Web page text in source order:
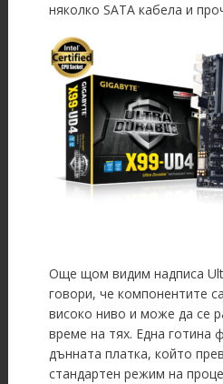
няколко SATA кабела и
Още щом видим надписа
говори, че компонентите
високо ниво и може да се
време на тях. Една готина
дънната платка, който
стандартен режим на